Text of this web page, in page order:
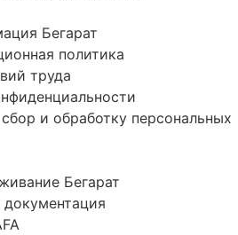
Бегарат
политика
труда
и обработку персональных
Бегарат
документация